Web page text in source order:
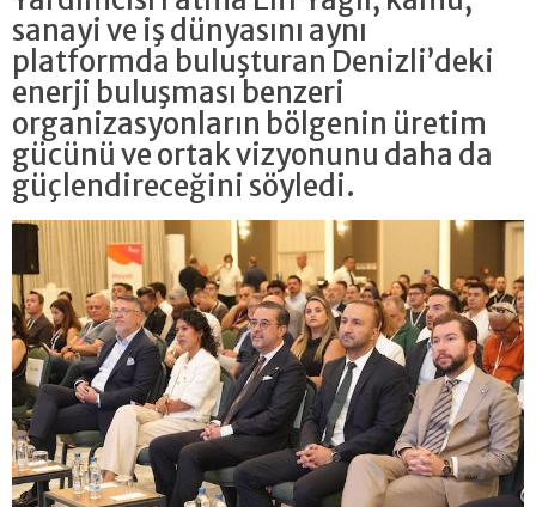
sanayi ve iş dünyasını aynı
platformda buluşturan Denizli’deki
enerji buluşması benzeri
organizasyonların bölgenin üretim
gücünü ve ortak vizyonunu daha da
güçlendireceğini söyledi.